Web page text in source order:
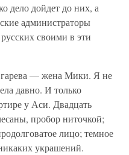
дело дойдет до них, а
администраторы
своими в эти
— жена Мики. Я не
давно. И только
у Аси. Двадцать
пробор ниточкой;
лицо; темное
украшений.